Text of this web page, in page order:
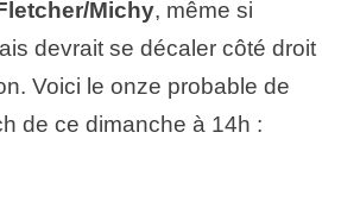
Michy, même si
devrait se décaler côté droit
Voici le onze probable de
de ce dimanche à 14h :